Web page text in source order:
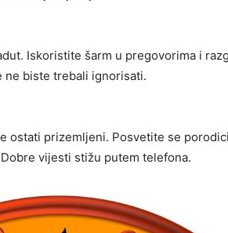
Iskoristite šarm u pregovorima i
ne biste trebali ignorisati.
ostati prizemljeni. Posvetite se
vijesti stižu putem telefona.